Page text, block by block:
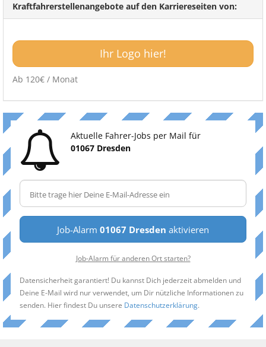
Kraftfahrerstellenangebote auf den Karriereseiten von:
Ihr Logo hier!
Ab 120€ / Monat
Aktuelle Fahrer-Jobs per Mail für
01067 Dresden
Job-Alarm 01067 Dresden aktivieren
Job-Alarm für anderen Ort starten?
Datensicherheit garantiert! Du kannst Dich jederzeit abmelden und
Deine E-Mail wird nur verwendet, um Dir nützliche Informationen zu
senden. Hier findest Du unsere Datenschutzerklärung.